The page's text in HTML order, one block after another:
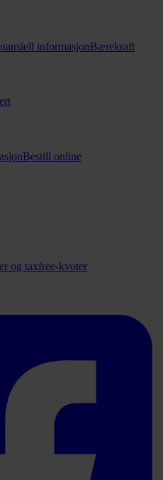
informasjonBærekraft
Bestill online
og taxfree-kvoter